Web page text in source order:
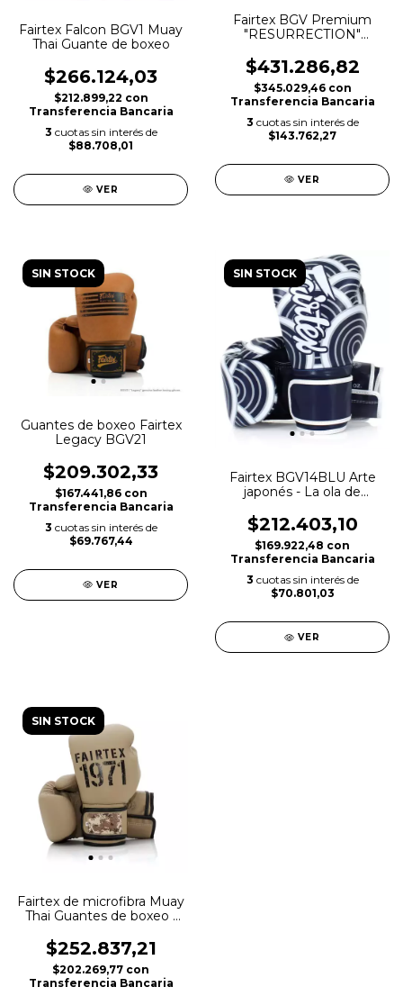
Fairtex Falcon BGV1 Muay
Thai Guante de boxeo
$266.124,03
$212.899,22 con
Transferencia Bancaria
3 cuotas sin interés de
$88.708,01
VER
Fairtex BGV Premium
"RESURRECTION"
$431.286,82
$345.029,46 con
Transferencia Bancaria
3 cuotas sin interés de
$143.762,27
VER
SIN STOCK
Guantes de boxeo Fairtex
Legacy BGV21
$209.302,33
$167.441,86 con
Transferencia Bancaria
3 cuotas sin interés de
$69.767,44
VER
SIN STOCK
Fairtex BGV14BLU Arte
japonés - La ola de
de boxeo Muay Thai
$212.403,10
$169.922,48 con
Transferencia Bancaria
3 cuotas sin interés de
$70.801,03
VER
SIN STOCK
Fairtex de microfibra Muay
Thai Guantes de boxeo -
limitada
$252.837,21
$202.269,77 con
Transferencia Bancaria